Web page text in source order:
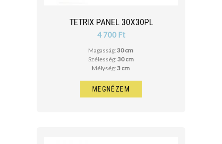
TETRIX PANEL 30X30PL
4 700 Ft
Magasság:30 cm
Szélesség: 30 cm
Mélység:3 cm
MEGNÉZEM